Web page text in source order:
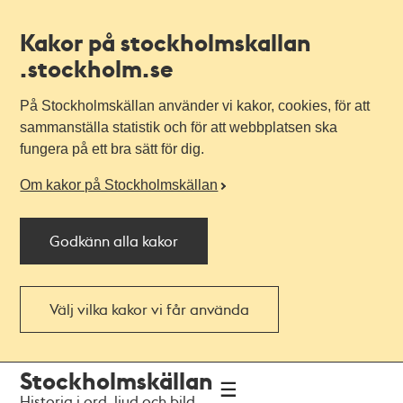
Kakor på stockholmskallan
.stockholm.se
På Stockholmskällan använder vi kakor, cookies, för att
sammanställa statistik och för att webbplatsen ska
fungera på ett bra sätt för dig.
Om kakor på Stockholmskällan
Godkänn alla kakor
Välj vilka kakor vi får använda
navigationen
huvudinnehållet
Stockholmskällan